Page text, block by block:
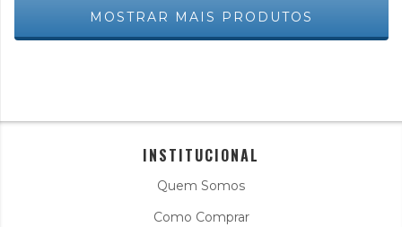
MOSTRAR MAIS PRODUTOS
INSTITUCIONAL
Quem Somos
Como Comprar